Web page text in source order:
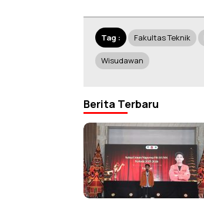
Tag : Fakultas Teknik
Wisudawan
Berita Terbaru